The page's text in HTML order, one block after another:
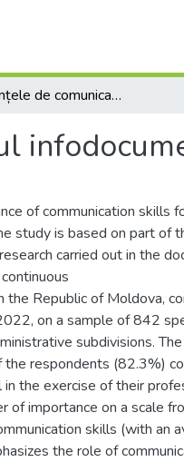
Competențele de comunicare în domeniul infodocumentar
of communication skills
study is based on part of
carried out in the
the Republic of Moldova,
on a sample of 842
subdivisions.
respondents (82.3%)
the exercise of their
of importance on a scale
skills (with an
the role of